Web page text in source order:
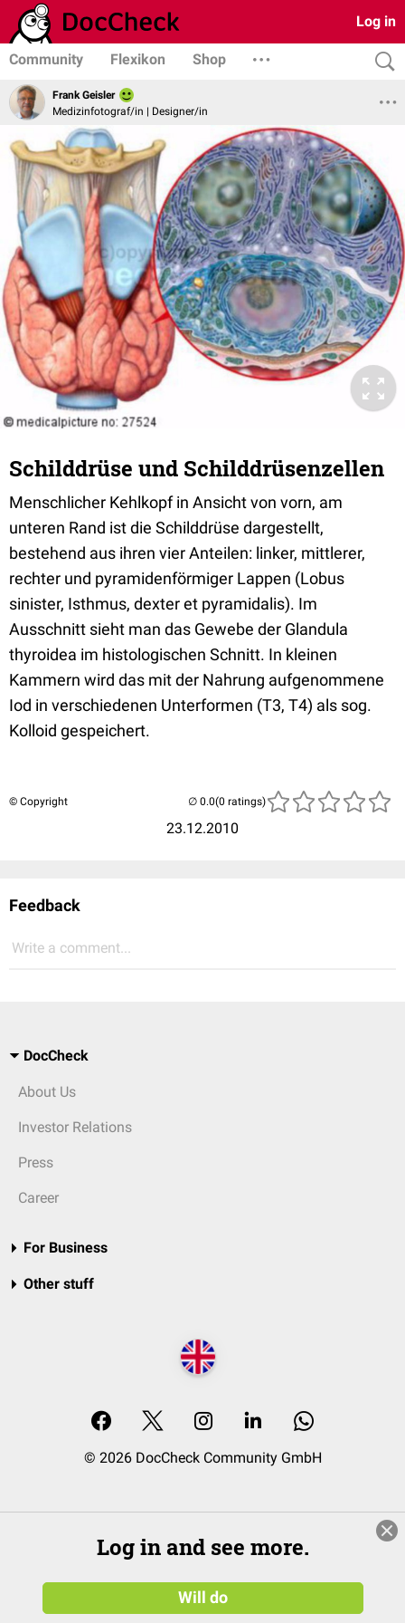
Log in
Community Flexikon Shop
Frank Geisler
Medizinfotograf/in | Designer/in
Schilddrüse und Schilddrüsenzellen
Menschlicher Kehlkopf in Ansicht von vorn, am
unteren Rand ist die Schilddrüse dargestellt,
bestehend aus ihren vier Anteilen: linker, mittlerer,
rechter und pyramidenförmiger Lappen (Lobus
sinister, Isthmus, dexter et pyramidalis). Im
Ausschnitt sieht man das Gewebe der Glandula
thyroidea im histologischen Schnitt. In kleinen
Kammern wird das mit der Nahrung aufgenommene
Iod in verschiedenen Unterformen (T3, T4) als sog.
Kolloid gespeichert.
© Copyright
23.12.2010
(0 ratings)
Feedback
Write a comment...
DocCheck
About Us
Investor Relations
Press
Career
For Business
Other stuff
© 2026 DocCheck Community GmbH
Log in and see more.
Will do